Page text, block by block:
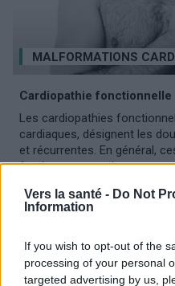
Vers la santé - Do Not
Information
If you wish to opt-out of the
processing of your personal
targeted advertising by us,
MALFORMATIONS
Cardiopathie fonctionnelle
Les cardiopathies
cardiaques, désignent les
et récurrentes. En général,
fondement organique.